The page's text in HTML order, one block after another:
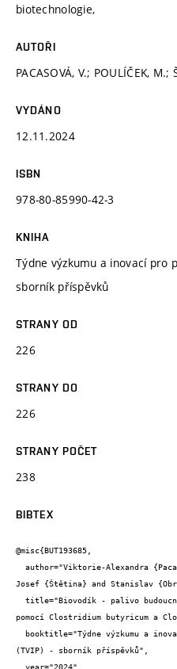
biotechnologie,
AUTOŘI
PACASOVÁ, V.; POULÍČEK, M.;
VYDÁNO
12.11.2024
ISBN
978-80-85990-42-3
KNIHA
Týdne výzkumu a inovací pro
sborník příspěvků
STRANY OD
226
STRANY DO
226
STRANY POČET
238
BIBTEX
@misc{BUT193685,
Josef {Štětina} and Stanislav
pomocí Clostridium butyricum a
(TVIP) - sborník příspěvků",